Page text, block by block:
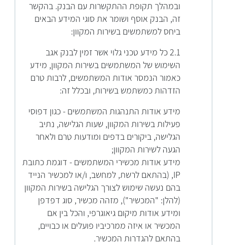
ובמהלך תקופת ההתקשרות עם הבנק. בהקשר
זה, הבנק אוסף ושומר את סוגי המידע הבאים
ביחס למשתמשים בשירות המקוון:
2.1 כל מידע טכני גלוי אשר זמין לבנק אגב
השימוש של המשתמשים בשירות המקוון, מידע
כאמור הנמסר אודות המשתמשים, לרבות טרם
הזדהות כמשתמש בשירות, ובכלל זה:
מידע אודות התנהגות המשתמשים - כגון דפוסי
פעילות בשירות המקוון, שעות הגלישה, נתיב
הגלישה, ביקורים בדפים ומודעות טרם ולאחר
הגעה לשירות המקוון;
מידע אודות מכשירי המשתמשים - דוגמת כתובת
IP, (בהתאם לרשת, למחשב, ו/או למכשיר הנייד
בהם נעשה שימוש לצורך הגלישה בשירות המקוון
(להלן: "המכשיר"), מזהה מכשיר, סוג דפדפן
ומידע אודות מיקום גיאוגרפי, והכל בין אם
המכשיר או איזה ממרכיביו פועלים או כבויים,
בהתאם להגדרות המכשיר.